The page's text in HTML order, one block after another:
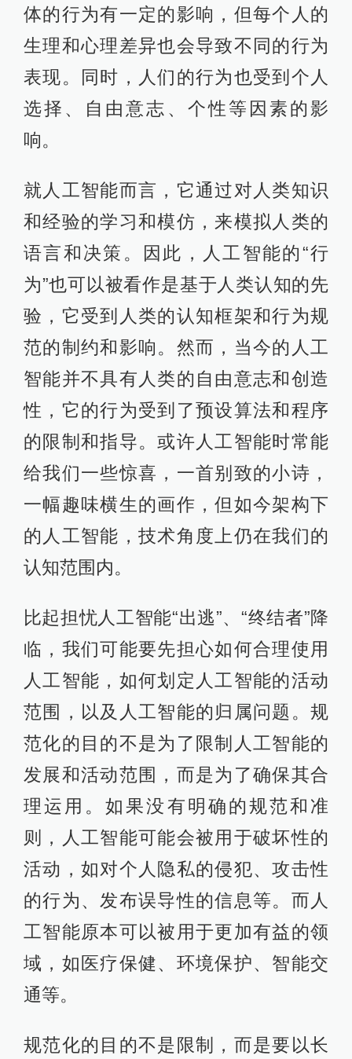
看作人们行为的先验。社会是由人类
群体组成的，而人的行为受到文化、
价值观、习惯、传统等因素的影响。
这些因素构成了一个人的认知框架和
行为模式，这种框架和模式是在社会
相互影响，从而形成了共同的认知基
础和行为规范。因此，社会可以被看
作是人们行为的先验，因为人们的行
为受到社会的影响和制约。
然而，从另一方面来看，社会并不能
完全决定个体的行为。虽然社会对个
体的行为有一定的影响，但每个人的
生理和心理差异也会导致不同的行为
表现。同时，人们的行为也受到个人
选择、自由意志、个性等因素的影
响。
和经验的学习和模仿，来模拟人类的
语言和决策。因此，人工智能的“行
为”也可以被看作是基于人类认知的先
验，它受到人类的认知框架和行为规
范的制约和影响。然而，当今的人工
智能并不具有人类的自由意志和创造
性，它的行为受到了预设算法和程序
的限制和指导。或许人工智能时常能
给我们一些惊喜，一首别致的小诗，
一幅趣味横生的画作，但如今架构下
的人工智能，技术角度上仍在我们的
认知范围内。
临，我们可能要先担心如何合理使用